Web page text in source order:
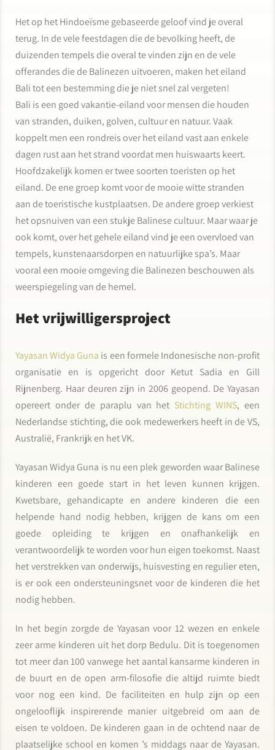
Het op het Hindoeïsme gebaseerde geloof vind je overal
terug. In de vele feestdagen die de bevolking heeft, de
duizenden tempels die overal te vinden zijn en de vele
offerandes die de Balinezen uitvoeren, maken het eiland
Bali tot een bestemming die je niet snel zal vergeten!
Bali is een goed vakantie-eiland voor mensen die houden
van stranden, duiken, golven, cultuur en natuur. Vaak
koppelt men een rondreis over het eiland vast aan enkele
dagen rust aan het strand voordat men huiswaarts keert.
Hoofdzakelijk komen er twee soorten toeristen op het
eiland. De ene groep komt voor de mooie witte stranden
aan de toeristische kustplaatsen. De andere groep verkiest
het opsnuiven van een stukje Balinese cultuur. Maar waar je
ook komt, over het gehele eiland vind je een overvloed van
tempels, kunstenaarsdorpen en natuurlijke spa’s. Maar
vooral een mooie omgeving die Balinezen beschouwen als
weerspiegeling van de hemel.
Het vrijwilligersproject
Yayasan Widya Guna is een formele Indonesische non-profit
organisatie en is opgericht door Ketut Sadia en Gill
Rijnenberg. Haar deuren zijn in 2006 geopend. De Yayasan
opereert onder de paraplu van het Stichting WINS, een
Nederlandse stichting, die ook medewerkers heeft in de VS,
Australië, Frankrijk en het VK.
Yayasan Widya Guna is nu een plek geworden waar Balinese
kinderen een goede start in het leven kunnen krijgen.
Kwetsbare, gehandicapte en andere kinderen die een
helpende hand nodig hebben, krijgen de kans om een
goede opleiding te krijgen en onafhankelijk en
verantwoordelijk te worden voor hun eigen toekomst. Naast
het verstrekken van onderwijs, huisvesting en regulier eten,
is er ook een ondersteuningsnet voor de kinderen die het
nodig hebben.
In het begin zorgde de Yayasan voor 12 wezen en enkele
zeer arme kinderen uit het dorp Bedulu. Dit is toegenomen
tot meer dan 100 vanwege het aantal kansarme kinderen in
de buurt en de open arm-filosofie die altijd ruimte biedt
voor nog een kind. De faciliteiten en hulp zijn op een
ongelooflijk inspirerende manier uitgebreid om aan de
eisen te voldoen. De kinderen gaan in de ochtend naar de
plaatselijke school en komen ’s middags naar de Yayasan.